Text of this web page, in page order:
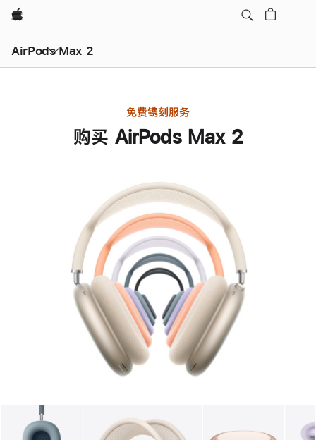
Apple
AirPods Max 2
免费镌刻服务
购买 AirPods Max 2